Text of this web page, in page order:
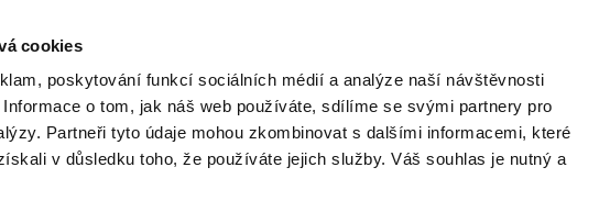
cookies
poskytování funkcí sociálních médií a analýze naší návštěvnosti
o tom, jak náš web používáte, sdílíme se svými partnery pro
Partneři tyto údaje mohou zkombinovat s dalšími informacemi, které
v důsledku toho, že používáte jejich služby. Váš souhlas je nutný a
Kariéra
Republic O nás Naše služby Společenská